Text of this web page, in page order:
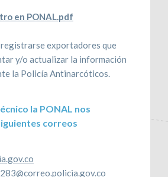
en PONAL.pdf
exportadores que
y/o actualizar la información
la Policía Antinarcóticos.
la PONAL nos
correos